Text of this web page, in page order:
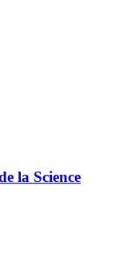
la Science